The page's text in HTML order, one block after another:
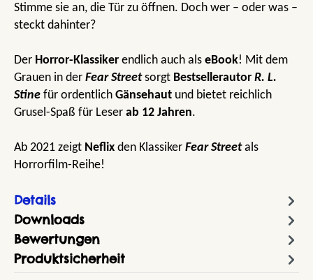
Stimme sie an, die Tür zu öffnen. Doch wer – oder was –
steckt dahinter?
Der Horror-Klassiker endlich auch als eBook! Mit dem
Grauen in der Fear Streetsorgt Bestsellerautor R. L.
Stine für ordentlich Gänsehaut und bietet reichlich
Grusel-Spaß für Leser ab 12 Jahren.
Ab 2021 zeigt Neflix den Klassiker Fear Streetals
Horrorfilm-Reihe!
Details
Downloads
Bewertungen
Produktsicherheit